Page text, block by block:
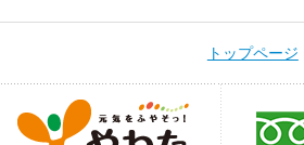
トップページ